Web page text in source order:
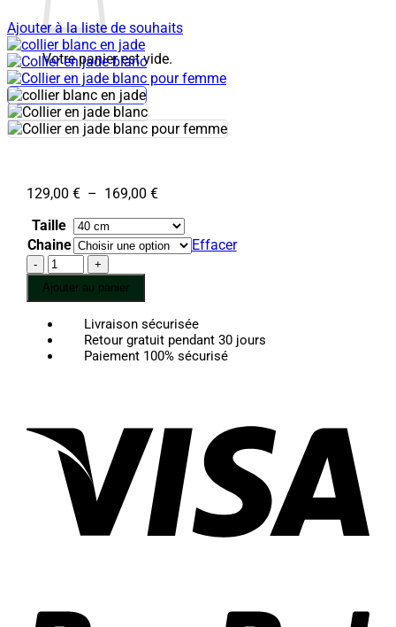
Votre panier est vide.
Ajouter à la liste de souhaits
129,00 € – 169,00 €Plage
prix :
129,00 €
à
Taille
Chaine
Effacer
quantité
de
Collier
de
Jade
Blanc
Ajouter au panier
Livraison sécurisée
Retour gratuit pendant 30 jours
Paiement 100% sécurisé